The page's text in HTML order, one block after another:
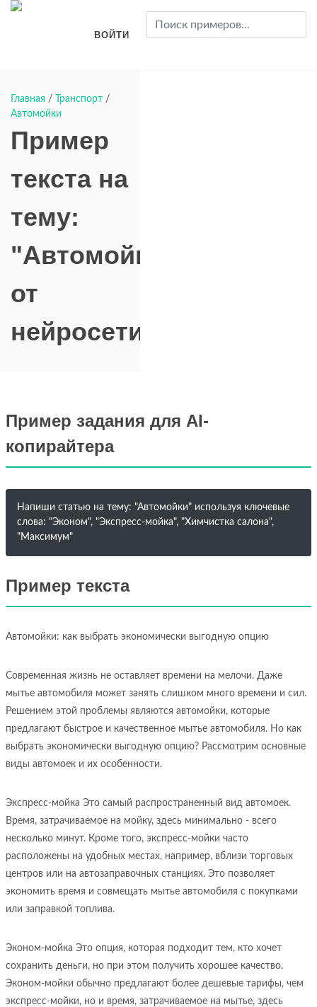
ВОЙТИ
Главная / Транспорт /
Автомойки
Пример
текста на
тему:
"Автомойки"
от
нейросети
Пример задания для AI-
копирайтера
Напиши статью на тему: "Автомойки" используя ключевые
слова: "Эконом", "Экспресс-мойка", "Химчистка салона",
"Максимум"
Пример текста
Автомойки: как выбрать экономически выгодную опцию
Современная жизнь не оставляет времени на мелочи. Даже
мытье автомобиля может занять слишком много времени и сил.
Решением этой проблемы являются автомойки, которые
предлагают быстрое и качественное мытье автомобиля. Но как
выбрать экономически выгодную опцию? Рассмотрим основные
виды автомоек и их особенности.
Экспресс-мойка Это самый распространенный вид автомоек.
Время, затрачиваемое на мойку, здесь минимально - всего
несколько минут. Кроме того, экспресс-мойки часто
расположены на удобных местах, например, вблизи торговых
центров или на автозаправочных станциях. Это позволяет
экономить время и совмещать мытье автомобиля с покупками
или заправкой топлива.
Эконом-мойка Это опция, которая подходит тем, кто хочет
сохранить деньги, но при этом получить хорошее качество.
Эконом-мойки обычно предлагают более дешевые тарифы, чем
экспресс-мойки, но и время, затрачиваемое на мытье, здесь